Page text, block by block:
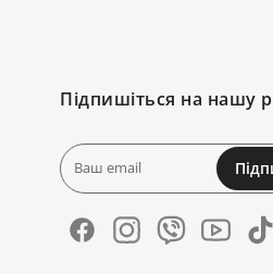
Підпишіться на нашу